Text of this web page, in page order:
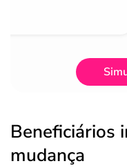
Beneficiários
mudança